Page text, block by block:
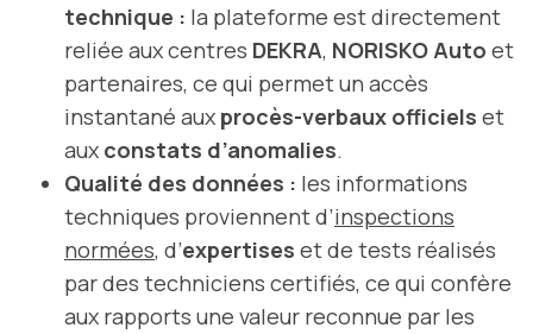
technique : la plateforme est directement
reliée aux centres DEKRA, NORISKO Auto et
partenaires, ce qui permet un accès
instantané aux procès-verbaux officiels et
aux constats d’anomalies.
Qualité des données : les informations
techniques proviennent d’inspections
normées, d’expertises et de tests réalisés
par des techniciens certifiés, ce qui confère
aux rapports une valeur reconnue par les